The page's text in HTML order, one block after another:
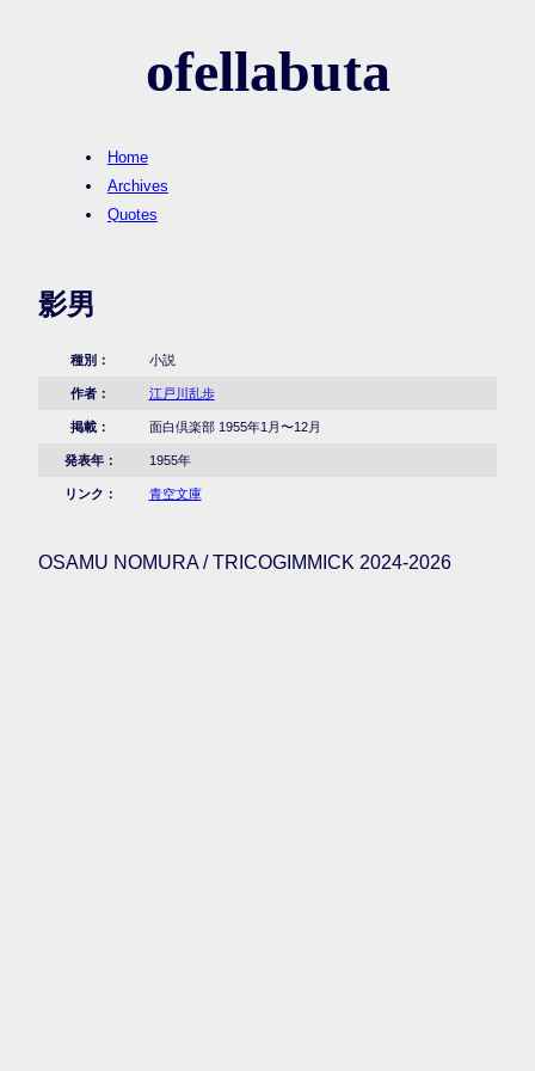
ofellabuta
Home
Archives
Quotes
影男
種別： 小説
作者： 江戸川乱歩
掲載： 面白倶楽部 1955年1月〜12月
発表年： 1955年
リンク： 青空文庫
OSAMU NOMURA / TRICOGIMMICK 2024-2026